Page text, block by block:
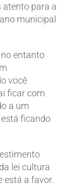
atento para a
municipal
entanto
você
ficar com
a um
ficando
lei cultura
está a favor.